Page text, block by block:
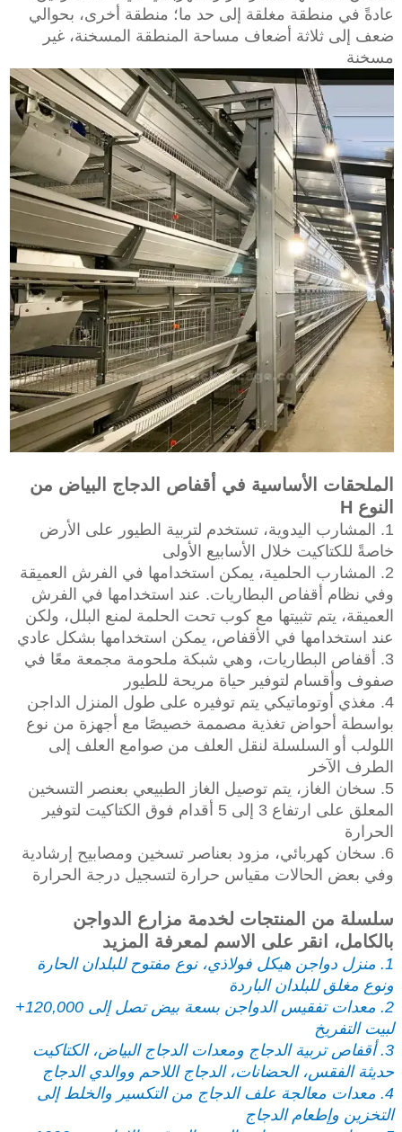
عادةً في منطقة مغلقة إلى حد ما؛ منطقة أخرى، بحوالي
ضعف إلى ثلاثة أضعاف مساحة المنطقة المسخنة، غير
مسخنة
الملحقات الأساسية في أقفاص الدجاج البياض من
النوع H
1. المشارب اليدوية، تستخدم لتربية الطيور على الأرض
خاصةً للكتاكيت خلال الأسابيع الأولى
2. المشارب الحلمية، يمكن استخدامها في الفرش العميقة
وفي نظام أقفاص البطاريات. عند استخدامها في الفرش
العميقة، يتم تثبيتها مع كوب تحت الحلمة لمنع البلل، ولكن
عند استخدامها في الأقفاص، يمكن استخدامها بشكل عادي
3. أقفاص البطاريات، وهي شبكة ملحومة مجمعة معًا في
صفوف وأقسام لتوفير حياة مريحة للطيور
4. مغذي أوتوماتيكي يتم توفيره على طول المنزل الداجن
بواسطة أحواض تغذية مصممة خصيصًا مع أجهزة من نوع
اللولب أو السلسلة لنقل العلف من صوامع العلف إلى
الطرف الآخر
5. سخان الغاز، يتم توصيل الغاز الطبيعي بعنصر التسخين
المعلق على ارتفاع 3 إلى 5 أقدام فوق الكتاكيت لتوفير
الحرارة
6. سخان كهربائي، مزود بعناصر تسخين ومصابيح إرشادية
وفي بعض الحالات مقياس حرارة لتسجيل درجة الحرارة
سلسلة من المنتجات لخدمة مزارع الدواجن
بالكامل، انقر على الاسم لمعرفة المزيد
1. منزل دواجن هيكل فولاذي، نوع مفتوح للبلدان الحارة
ونوع مغلق للبلدان الباردة
2. معدات تفقيس الدواجن بسعة بيض تصل إلى 120,000+
لبيت التفريخ
3. أقفاص تربية الدجاج ومعدات الدجاج البياض، الكتاكيت
حديثة الفقس، الحضانات، الدجاج اللاحم ووالدي الدجاج
4. معدات معالجة علف الدجاج من التكسير والخلط إلى
التخزين وإطعام الدجاج